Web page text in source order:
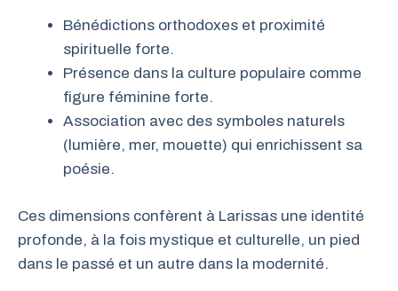
Bénédictions orthodoxes et proximité
spirituelle forte.
Présence dans la culture populaire comme
figure féminine forte.
Association avec des symboles naturels
(lumière, mer, mouette) qui enrichissent sa
poésie.
Ces dimensions confèrent à Larissas une identité
profonde, à la fois mystique et culturelle, un pied
dans le passé et un autre dans la modernité.